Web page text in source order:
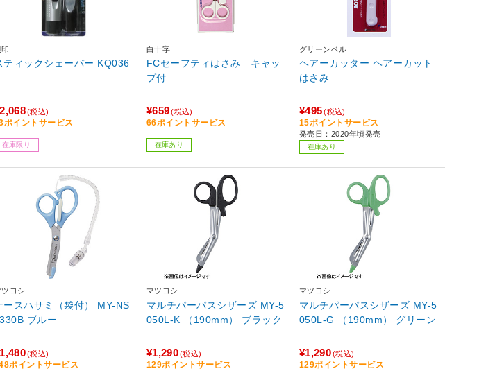
印
ティックシェーバー KQ036
(税込)
ポイントサービス
在庫限り
白十字
FCセーフティはさみ キャッ
プ付
¥659 (税込)
66ポイントサービス
在庫あり
グリーンベル
ヘアーカッター ヘアーカット
はさみ
¥495 (税込)
15ポイントサービス
発売日：2020年頃発売
在庫あり
ツヨシ
ースハサミ（袋付） MY-NS
0330B ブルー
(税込)
ポイントサービス
マツヨシ
マルチパーパスシザーズ MY-5
050L-K （190mm） ブラック
¥1,290(税込)
129ポイントサービス
マツヨシ
マルチパーパスシザーズ MY-5
050L-G （190mm） グリーン
¥1,290(税込)
129ポイントサービス